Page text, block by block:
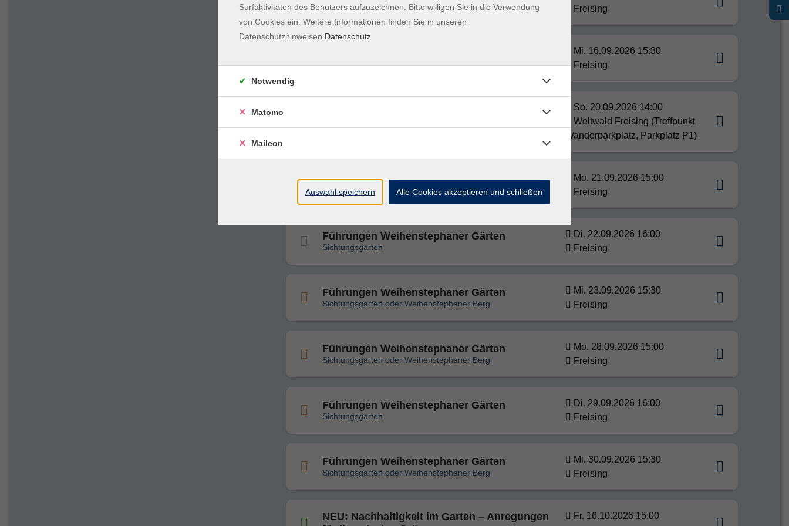
Sichtungsgarten
Freising
Sichtungsgarten oder Weihenstephaner Berg
Mi. 16.09.2026 15:30
Freising
So. 20.09.2026 14:00
Weltwald Freising (Treffpunkt
Wanderparkplatz, Parkplatz P1)
Führungen Weihenstephaner Gärten
Sichtungsgarten oder Weihenstephaner Berg
Mo. 21.09.2026 15:00
Freising
Führungen Weihenstephaner Gärten
Sichtungsgarten
Di. 22.09.2026 16:00
Freising
Führungen Weihenstephaner Gärten
Sichtungsgarten oder Weihenstephaner Berg
Mi. 23.09.2026 15:30
Freising
Führungen Weihenstephaner Gärten
Sichtungsgarten oder Weihenstephaner Berg
Mo. 28.09.2026 15:00
Freising
Führungen Weihenstephaner Gärten
Sichtungsgarten
Di. 29.09.2026 16:00
Freising
Führungen Weihenstephaner Gärten
Sichtungsgarten oder Weihenstephaner Berg
Mi. 30.09.2026 15:30
Freising
NEU: Nachhaltigkeit im Garten – Anregungen
Fr. 16.10.2026 15:00
Surfaktivitäten des Benutzers aufzuzeichnen. Bitte willigen Sie in die Verwendung
von Cookies ein. Weitere Informationen finden Sie in unseren
Datenschutzhinweisen. Datenschutz
Notwendig
Matomo
Maileon
Auswahl speichern Alle Cookies akzeptieren und schließen